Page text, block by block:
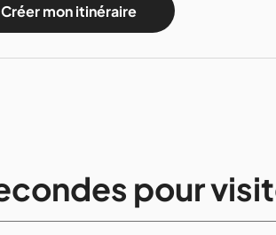
Créer mon itinéraire
pour